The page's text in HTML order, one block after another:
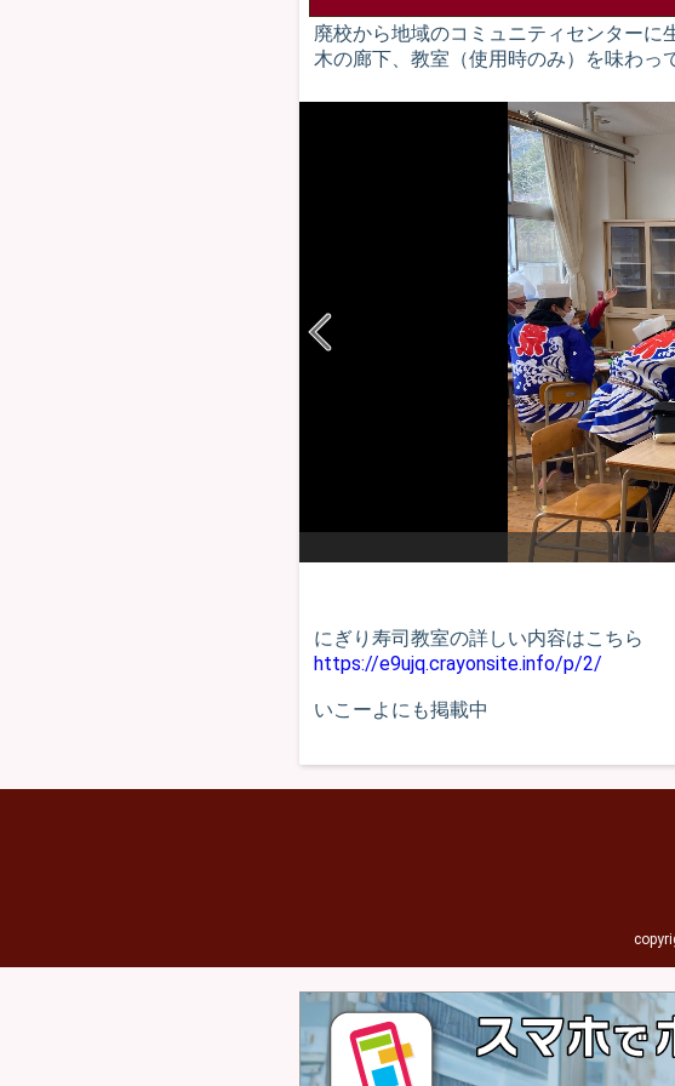
廃校から地域のコミュニティセンター
木の廊下、教室（使用時のみ）を味わっ
にぎり寿司教室の詳しい内容はこちら
https://e9ujq.crayonsite.info/p/2/
いこーよにも掲載中